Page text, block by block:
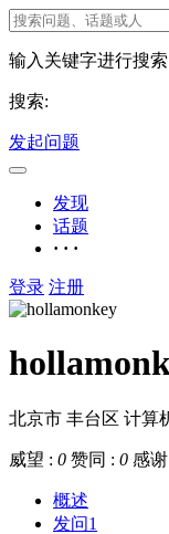
输入关键字进行搜索
搜索:
发起问题
发现
话题
· · ·
登录 注册
北京市 丰台区 计算
威望 : 0 赞同 : 0 感
概述
发问1